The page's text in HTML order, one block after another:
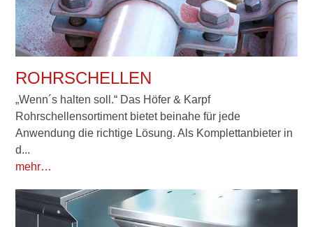
ROHRSCHELLEN
„Wenn´s halten soll.“ Das Höfer & Karpf
Rohrschellensortiment bietet beinahe für jede
Anwendung die richtige Lösung. Als Komplettanbieter in
d...
mehr…